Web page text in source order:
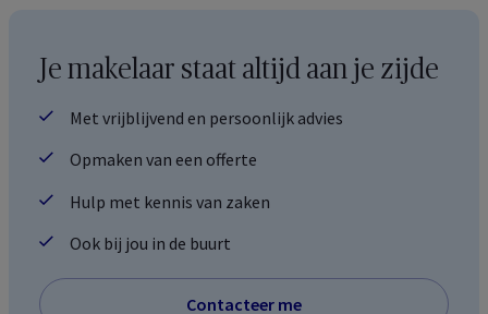
Je makelaar staat altijd aan je zijde
Met vrijblijvend en persoonlijk advies
Opmaken van een offerte
Hulp met kennis van zaken
Ook bij jou in de buurt
Contacteer me